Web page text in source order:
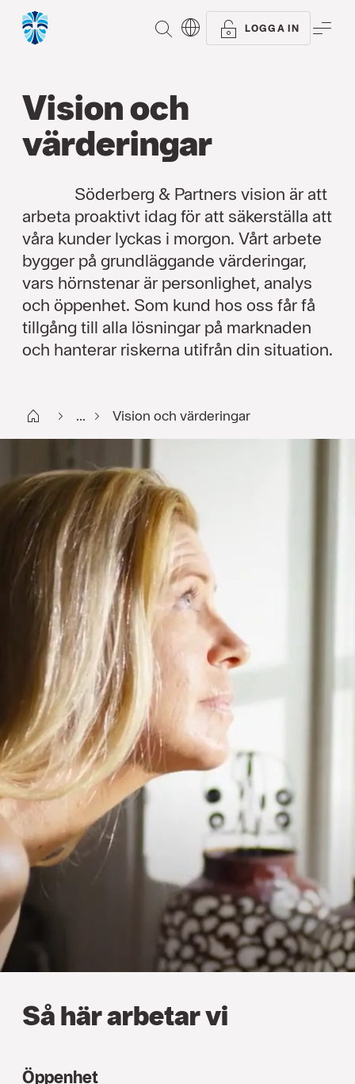
SÖK LOGGA IN
Vision och
värderingar
Söderberg & Partners vision är att
arbeta proaktivt idag för att säkerställa att
våra kunder lyckas i morgon. Vårt arbete
bygger på grundläggande värderingar,
vars hörnstenar är personlighet, analys
och öppenhet. Som kund hos oss får få
tillgång till alla lösningar på marknaden
och hanterar riskerna utifrån din situation.
Start FI ... Vision och värderingar
Så här arbetar vi
Öppenhet